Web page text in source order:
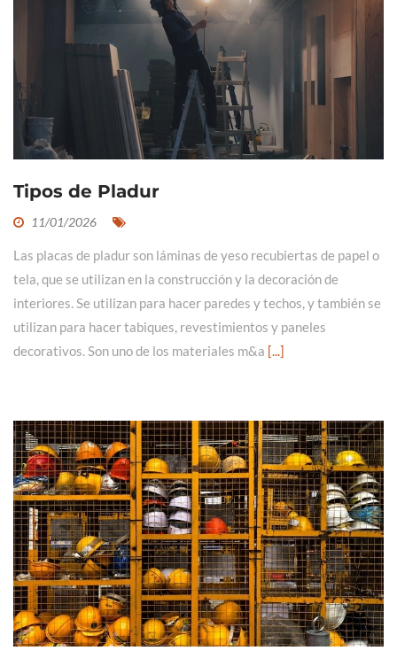
Tipos de Pladur
11/01/2026
Las placas de pladur son láminas de yeso recubiertas de papel o
tela, que se utilizan en la construcción y la decoración de
interiores. Se utilizan para hacer paredes y techos, y también se
utilizan para hacer tabiques, revestimientos y paneles
decorativos. Son uno de los materiales m&a [...]